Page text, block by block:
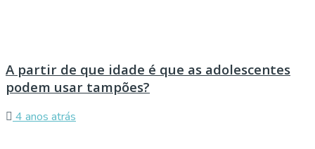
A partir de que idade é que as adolescentes
podem usar tampões?
4 anos atrás